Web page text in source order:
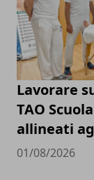
Lavorare
TAO
allineati
01/08/2026